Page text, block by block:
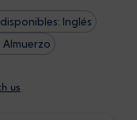
Inglés
Almuerzo
us